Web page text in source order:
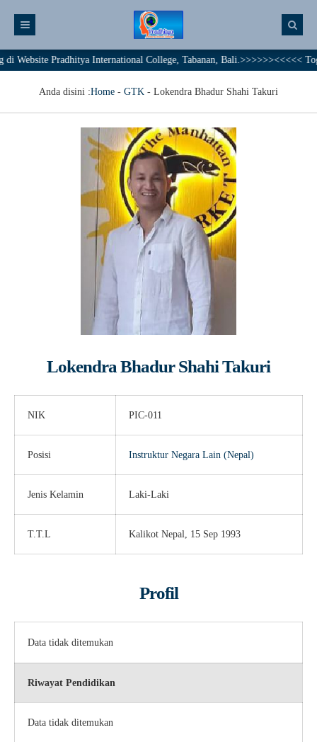
Pradhitya International College, Tabanan, Bali.>>>>>><<<<<
Anda disini :Home - GTK - Lokendra Bhadur Shahi Takuri
Lokendra Bhadur Shahi Takuri
NIK PIC-011
Posisi Instruktur Negara Lain (Nepal)
Jenis Kelamin Laki-Laki
T.T.L Kalikot Nepal, 15 Sep 1993
Profil
Data tidak ditemukan
Riwayat Pendidikan
Data tidak ditemukan